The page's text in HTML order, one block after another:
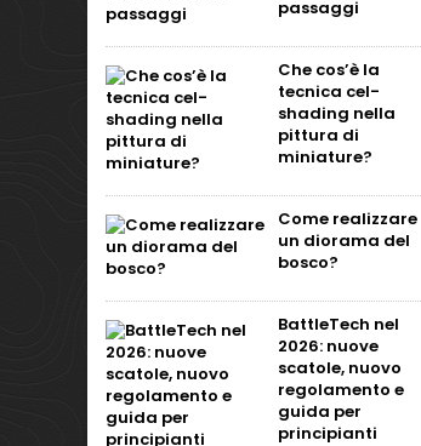
passaggi
Che cos’è la
tecnica cel-
shading nella
pittura di
miniature?
Come realizzare
un diorama del
bosco?
BattleTech nel
2026: nuove
scatole, nuovo
regolamento e
guida per
principianti